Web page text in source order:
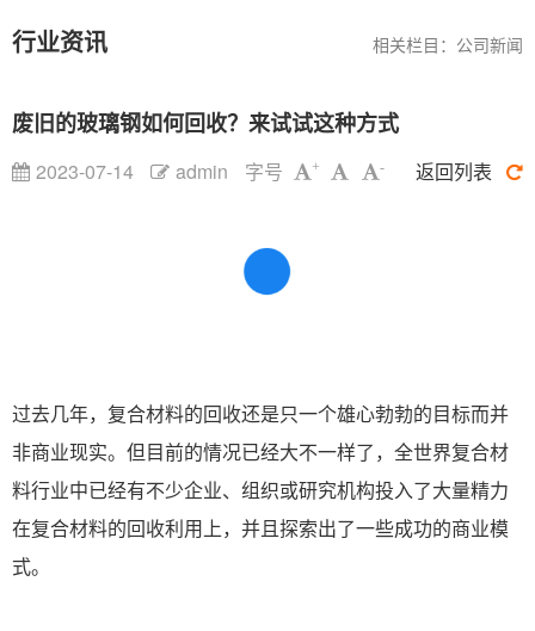
行业资讯 相关栏目： 公司新闻
废旧的玻璃钢如何回收？来试试这种方式
2023-07-14 admin 字号 + - 返回列表
过去几年，复合材料的回收还是只一个雄心勃勃的目标而并
非商业现实。但目前的情况已经大不一样了，全世界复合材
料行业中已经有不少企业、组织或研究机构投入了大量精力
在复合材料的回收利用上，并且探索出了一些成功的商业模
式。